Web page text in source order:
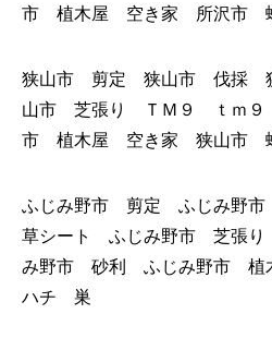
市 植木屋 空き家 所沢市
狭山市 剪定 狭山市 伐採
山市 芝張り ＴＭ９ ｔｍ
市 植木屋 空き家 狭山市
ふじみ野市 剪定 ふじみ野
草シート ふじみ野市 芝張
み野市 砂利 ふじみ野市
ハチ 巣